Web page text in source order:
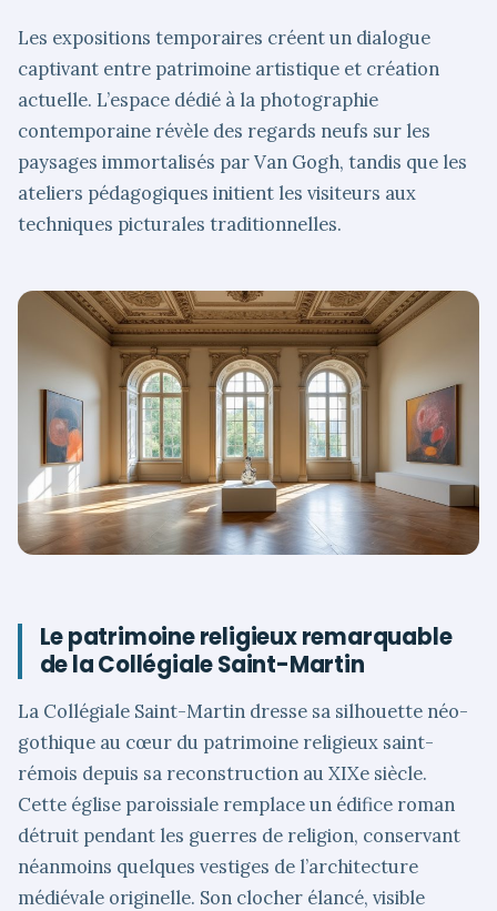
Les expositions temporaires créent un dialogue
captivant entre patrimoine artistique et création
actuelle. L’espace dédié à la photographie
contemporaine révèle des regards neufs sur les
paysages immortalisés par Van Gogh, tandis que les
ateliers pédagogiques initient les visiteurs aux
techniques picturales traditionnelles.
Le patrimoine religieux remarquable
de la Collégiale Saint-Martin
La Collégiale Saint-Martin dresse sa silhouette néo-
gothique au cœur du patrimoine religieux saint-
rémois depuis sa reconstruction au XIXe siècle.
Cette église paroissiale remplace un édifice roman
détruit pendant les guerres de religion, conservant
néanmoins quelques vestiges de l’architecture
médiévale originelle. Son clocher élancé, visible